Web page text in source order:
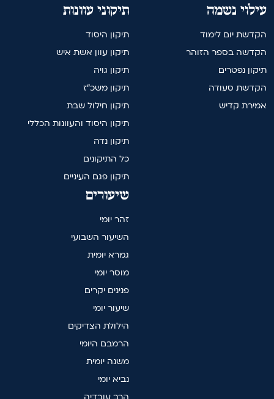
תיקוני עוונות
תיקון היסוד
תיקון עוון אשת איש
תיקון גויה
תיקון משכ"ז
תיקון חילול שבת
תיקון היסוד והעוונות הכללי
תיקון נדה
כל התיקונים
תיקון פגם העיניים
עילוי נשמה
הקדשת יום לימוד
הקדשה בספר הזוהר
תיקון נפטרים
הקדשת סעודה
אמירת קדיש
שיעורים
זהר יומי
השיעור השבועי
גמרא יומית
מוסר יומי
פנינים יקרים
שיעור יומי
הילולת הצדיקים
הרמבם היומי
משנה יומית
נביא יומי